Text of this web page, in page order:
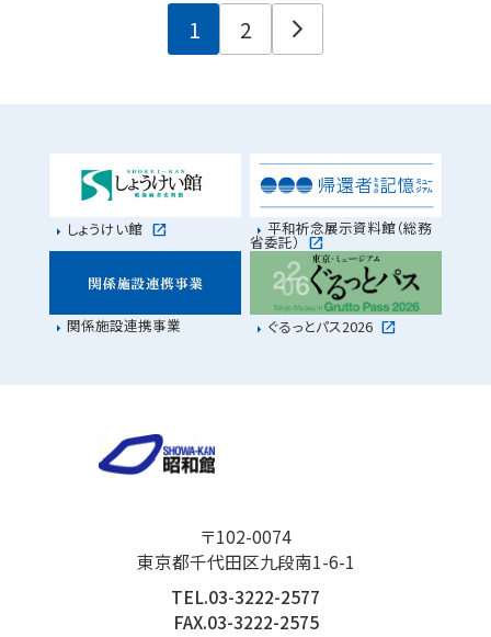
1 2 arrow_forward_ios
しょうけい館 平和祈念展示資料館（総務
省委託）
関係施設連携事業 ぐるっとパス2026
〒102-0074
東京都千代田区九段南1-6-1
TEL.03-3222-2577
FAX.03-3222-2575